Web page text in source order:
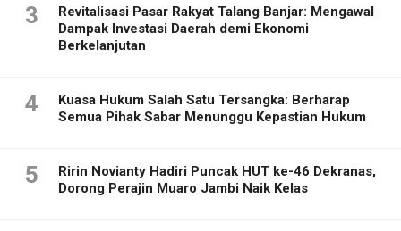
3
Revitalisasi Pasar Rakyat Talang Banjar: Mengawal
Dampak Investasi Daerah demi Ekonomi
Berkelanjutan
4
Kuasa Hukum Salah Satu Tersangka: Berharap
Semua Pihak Sabar Menunggu Kepastian Hukum
5
Ririn Novianty Hadiri Puncak HUT ke-46 Dekranas,
Dorong Perajin Muaro Jambi Naik Kelas